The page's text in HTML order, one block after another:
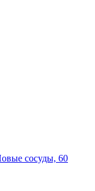
сосуды, 60